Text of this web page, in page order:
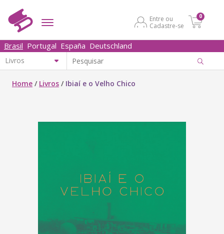
Entre ou
Cadastre-se
0
Brasil Portugal España Deutschland
Home / Livros / Ibiaí e o Velho Chico